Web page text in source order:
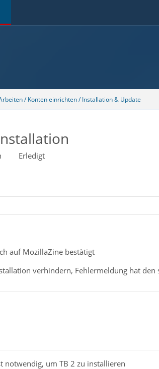
/ Konten einrichten / Installation & Update
Erledigt
auf MozillaZine bestàtigt
verhindern, Fehlermeldung hat den
notwendig, um TB 2 zu installieren